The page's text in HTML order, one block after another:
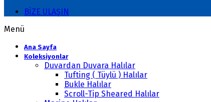
BİZE ULAŞIN
Menü
Ana Sayfa
Koleksiyonlar
Duvardan Duvara Halılar
Tufting ( Tüylü ) Halılar
Bukle Halılar
Scroll-Tip Sheared Halılar